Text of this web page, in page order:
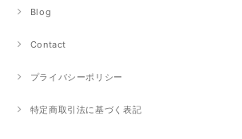
Blog
Contact
プライバシーポリシー
特定商取引法に基づく表記